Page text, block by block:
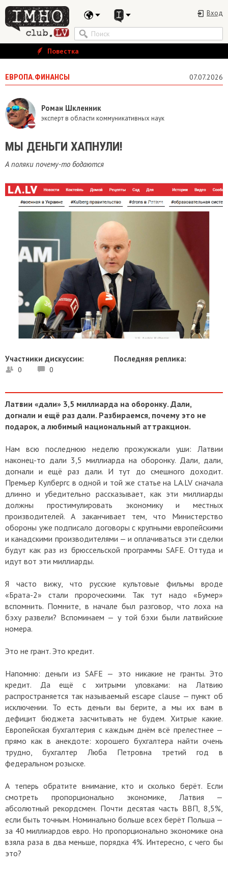
Вход
Повестка
ЕВРОПА.ФИНАНСЫ 07.07.2026
Роман Шкленник
эксперт в области коммуникативных наук
МЫ ДЕНЬГИ ХАПНУЛИ!
А поляки почему-то бодаются
Участники дискуссии:
0 0
Последняя реплика:
Латвии «дали» 3,5 миллиарда на оборонку. Дали,
догнали и ещё раз дали. Разбираемся, почему это не
подарок, а любимый национальный аттракцион.
Нам всю последнюю неделю прожужжали уши: Латвии
наконец-то дали 3,5 миллиарда на оборонку. Дали, дали,
догнали и ещё раз дали. И тут до смешного доходит.
Премьер Кулбергс в одной и той же статье на LA.LV сначала
длинно и убедительно рассказывает, как эти миллиарды
должны простимулировать экономику и местных
производителей. А заканчивает тем, что Министерство
обороны уже подписало договоры с крупными европейскими
и канадскими производителями — и оплачиваться эти сделки
будут как раз из брюссельской программы SAFE. Оттуда и
идут вот эти миллиарды.
Я часто вижу, что русские культовые фильмы вроде
«Брата-2» стали пророческими. Так тут надо «Бумер»
вспомнить. Помните, в начале был разговор, что лоха на
бэху развели? Вспоминаем — у той бэхи были латвийские
номера.
Это не грант. Это кредит.
Напомню: деньги из SAFE — это никакие не гранты. Это
кредит. Да ещё с хитрыми уловками: на Латвию
распространяется так называемый escape clause — пункт об
исключении. То есть деньги вы берите, а мы их вам в
дефицит бюджета засчитывать не будем. Хитрые какие.
Европейская бухгалтерия с каждым днём всё прелестнее —
прямо как в анекдоте: хорошего бухгалтера найти очень
трудно, бухгалтер Люба Петровна третий год в
федеральном розыске.
А теперь обратите внимание, кто и сколько берёт. Если
смотреть пропорционально экономике, Латвия —
абсолютный рекордсмен. Почти десятая часть ВВП, 8,5%,
если быть точным. Номинально больше всех берёт Польша —
за 40 миллиардов евро. Но пропорционально экономике она
взяла раза в два меньше, порядка 4%. Интересно, с чего бы
это?